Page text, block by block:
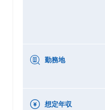
勤務地
想定年収